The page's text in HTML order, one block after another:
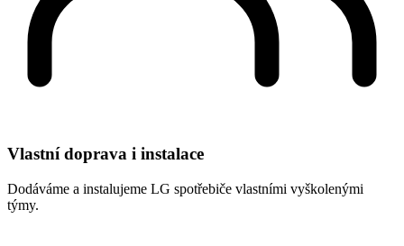
Vlastní doprava i instalace
Dodáváme a instalujeme LG spotřebiče vlastními vyškolenými
týmy.